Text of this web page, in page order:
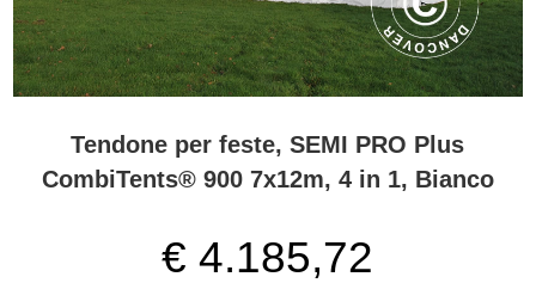
Tendone per feste, SEMI PRO Plus
CombiTents® 900 7x12m, 4 in 1, Bianco
€ 4.185,72